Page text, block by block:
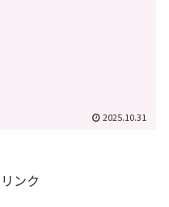
2025.10.31
ンク